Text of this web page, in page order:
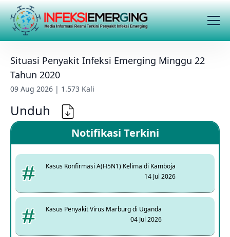
Situasi Penyakit Infeksi Emerging Minggu 22
Tahun 2020
09 Aug 2026 | 1.573 Kali
Unduh
Notifikasi Terkini
Kasus Konfirmasi A(H5N1) Kelima di Kamboja
14 Jul 2026
Kasus Penyakit Virus Marburg di Uganda
04 Jul 2026